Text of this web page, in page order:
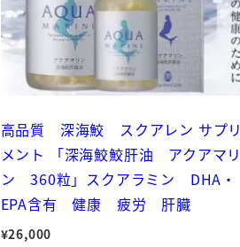
飛
沫
個
高品質 深海鮫 スクアレン サプリ
メント 「深海鮫鮫肝油 アクアマリ
ン 360粒」スクアラミン DHA・
EPA含有 健康 疲労 肝臓
¥26,000